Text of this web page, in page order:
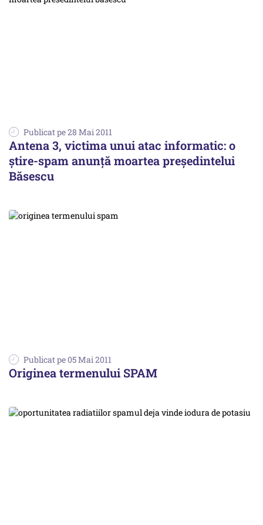
Publicat pe 28 Mai 2011
Antena 3, victima unui atac informatic: o
ştire-spam anunţă moartea preşedintelui
Băsescu
Publicat pe 05 Mai 2011
Originea termenului SPAM